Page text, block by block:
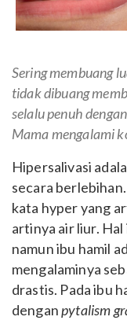
Sering membuang
tidak dibuang
selalu penuh
Mama mengalami
Hipersalivasi
secara
kata hyper yang
artinya air liur. Hal
namun ibu hamil
mengalaminya
drastis. Pada ibu
denganpytalism